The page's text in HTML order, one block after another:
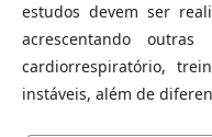
estudos devem ser
acrescentando outras
cardiorrespiratório,
instáveis, além de